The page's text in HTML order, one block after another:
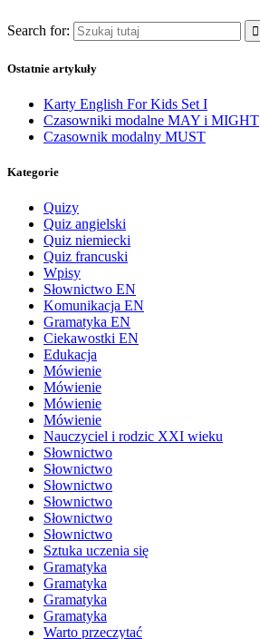
Search for:
Ostatnie artykuły
Karty English For Kids Set I
Czasowniki modalne MAY i MIGHT
Czasownik modalny MUST
Kategorie
Quizy
Quiz angielski
Quiz niemiecki
Quiz francuski
Wpisy
Słownictwo EN
Komunikacja EN
Gramatyka EN
Ciekawostki EN
Edukacja
Mówienie
Mówienie
Mówienie
Mówienie
Nauczyciel i rodzic XXI wieku
Słownictwo
Słownictwo
Słownictwo
Słownictwo
Słownictwo
Słownictwo
Sztuka uczenia się
Gramatyka
Gramatyka
Gramatyka
Gramatyka
Warto przeczytać